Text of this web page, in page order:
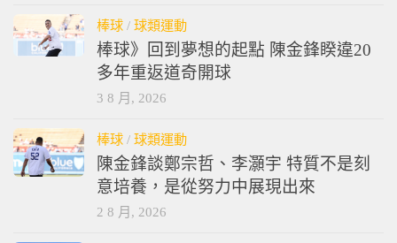
棒球 / 球類運動
棒球》回到夢想的起點 陳金鋒睽違20
多年重返道奇開球
3 8 月, 2026
棒球 / 球類運動
陳金鋒談鄭宗哲、李灝宇 特質不是刻
意培養，是從努力中展現出來
2 8 月, 2026